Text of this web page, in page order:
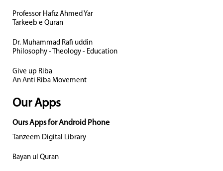
Professor Hafiz Ahmed Yar
Tarkeeb e Quran
Dr. Muhammad Rafi uddin
Philosophy - Theology - Education
Give up Riba
An Anti Riba Movement
Our Apps
Ours Apps for Android Phone
Tanzeem Digital Library
Bayan ul Quran